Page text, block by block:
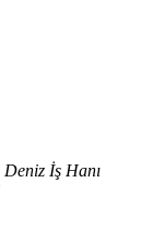
İş Hanı